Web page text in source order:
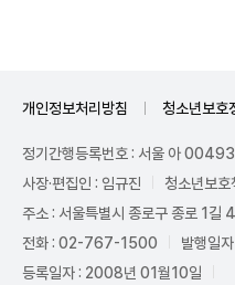
개인정보처리방침 청소년보호
정기간행등록번호 : 서울 아 00493
사장·편집인 : 임규진
청소년보호
주소 : 서울특별시 종로구 종로 1
전화 : 02-767-1500
발행일
등록일자 : 2008년 01월10일